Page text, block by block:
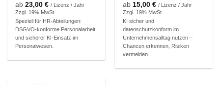
ab23,00€ / Lizenz / Jahr
Zzgl. 19% MwSt.
Speziell für HR-Abteilungen:
DSGVO-konforme Personalarbeit
und sicherer KI-Einsatz im
Personalwesen.
ab 15,00€ / Lizenz / Jahr
Zzgl. 19% MwSt.
KI sicher und
datenschutzkonform im
Unternehmensalltag nutzen –
Chancen erkennen, Risiken
vermeiden.